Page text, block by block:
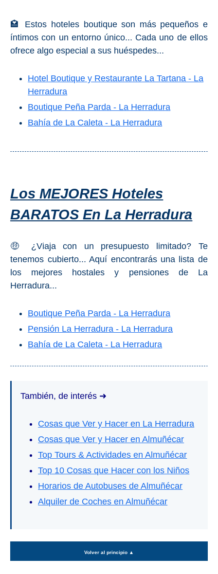
🏩 Estos hoteles boutique son más pequeños e
íntimos con un entorno único... Cada uno de ellos
ofrece algo especial a sus huéspedes...
Hotel Boutique y Restaurante La Tartana - La
Herradura
Boutique Peña Parda - La Herradura
Bahía de La Caleta - La Herradura
Los MEJORES Hoteles
BARATOS En La Herradura
🤑 ¿Viaja con un presupuesto limitado? Te
tenemos cubierto... Aquí encontrarás una lista de
los mejores hostales y pensiones de La
Herradura...
Boutique Peña Parda - La Herradura
Pensión La Herradura - La Herradura
Bahía de La Caleta - La Herradura
También, de interés ➜
Cosas que Ver y Hacer en La Herradura
Cosas que Ver y Hacer en Almuñécar
Top Tours & Actividades en Almuñécar
Top 10 Cosas que Hacer con los Niños
Horarios de Autobuses de Almuñécar
Alquiler de Coches en Almuñécar
Volver al principio ▲